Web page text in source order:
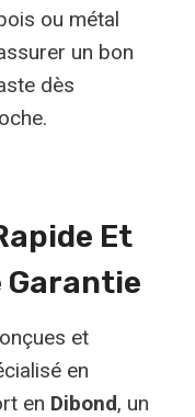
ou métal
un bon
dès
Et
Garantie
et
en
en Dibond, un